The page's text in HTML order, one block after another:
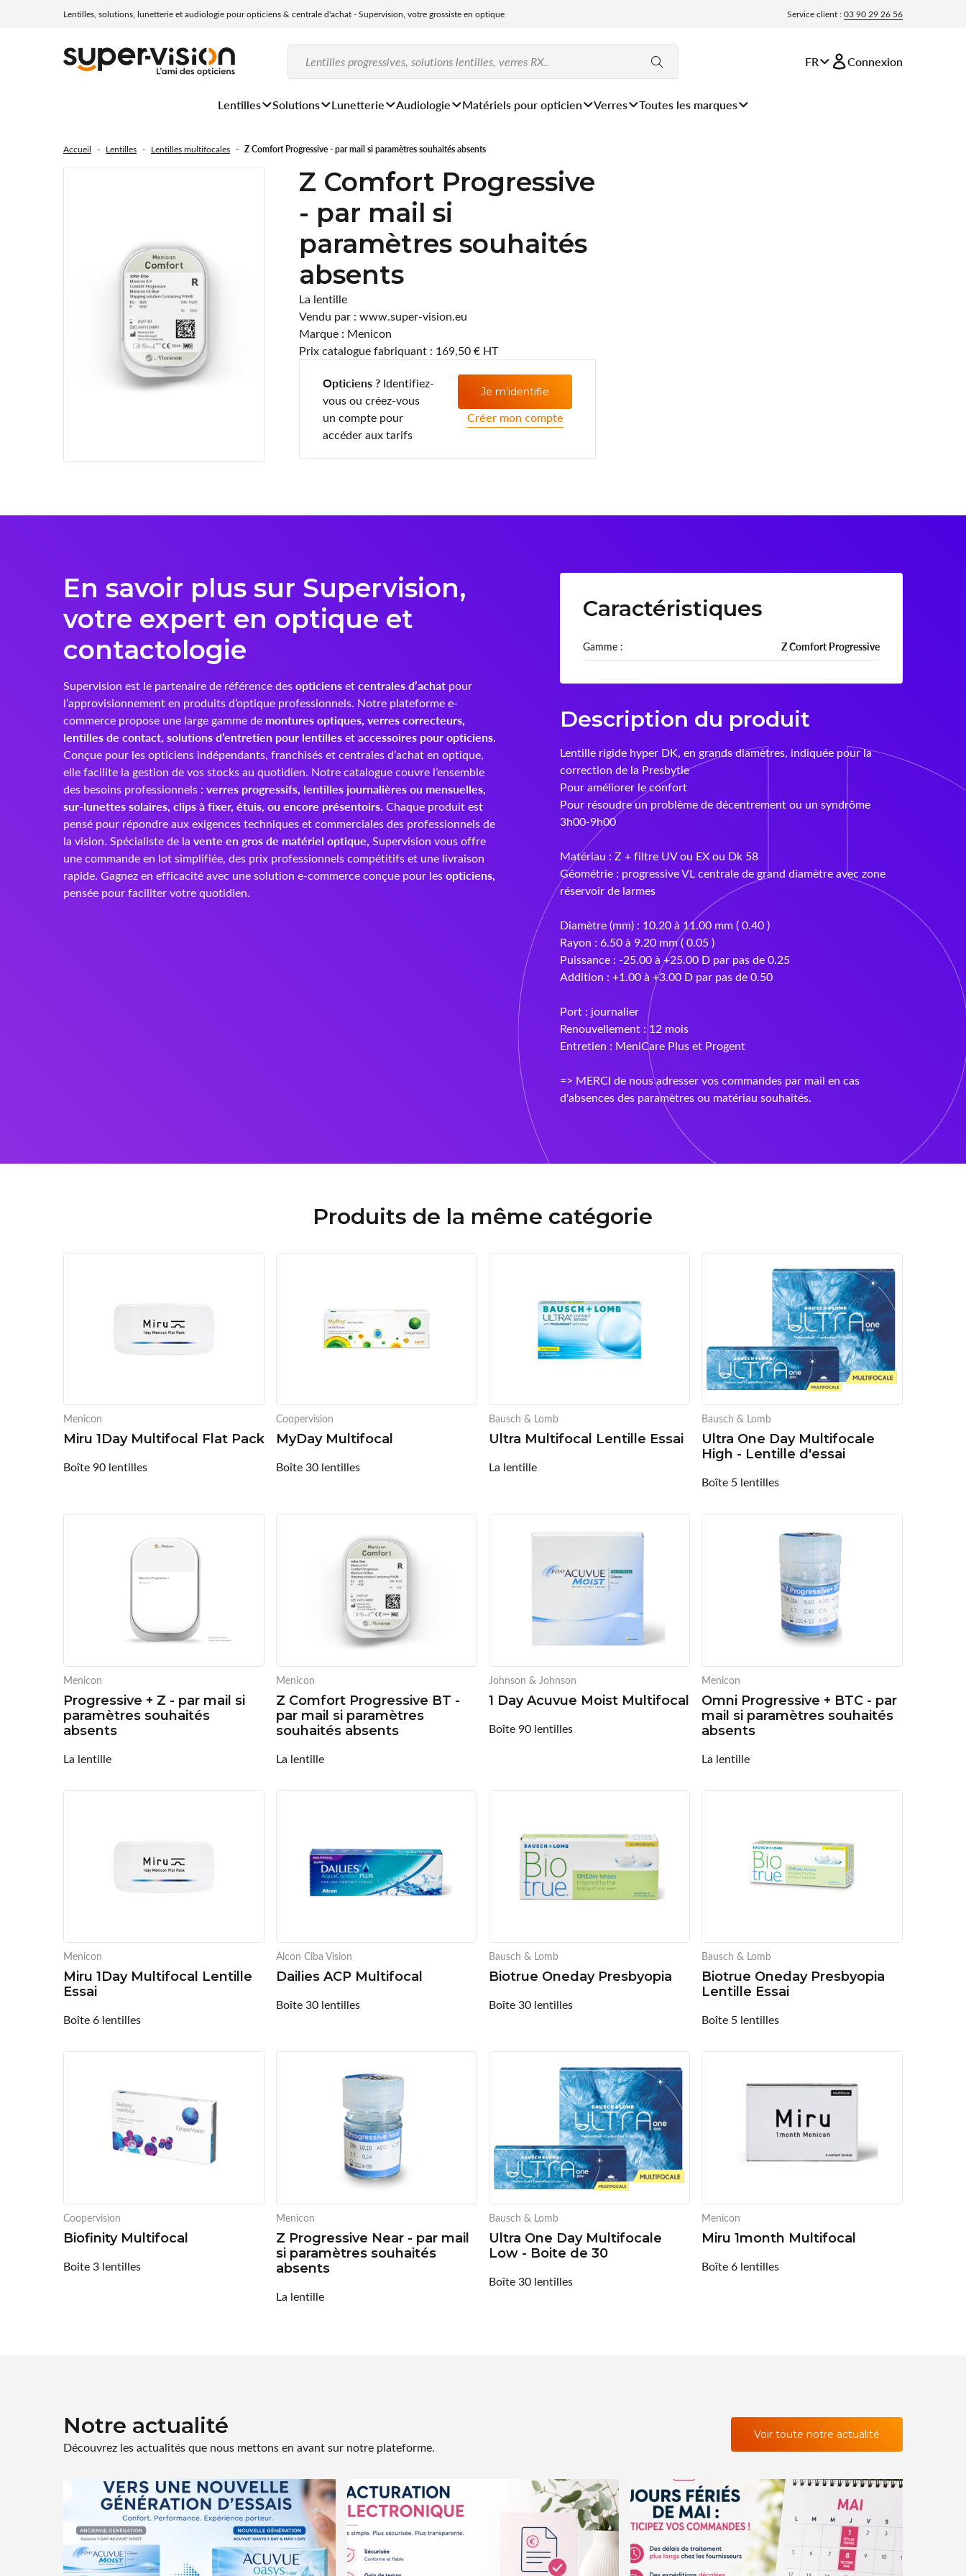
Lentilles, solutions, lunetterie et audiologie pour opticiens & centrale d'achat - Supervision, votre grossiste en optique Service client :03 90 29 26 56
FR Connexion
Lentilles Solutions Lunetterie Audiologie Matériels pour opticien Verres Toutes les marques
Accueil Lentilles Lentilles multifocales Z Comfort Progressive - par mail si paramètres souhaités absents
Z Comfort Progressive
- par mail si
paramètres souhaités
absents
La lentille
Vendu par : www.super-vision.eu
Marque : Menicon
Prix catalogue fabriquant : 169,50 € HT
Opticiens ?Identifiez-
vous ou créez-vous
un compte pour
accéder aux tarifs
Je m'identifie
Créer mon compte
En savoir plus sur Supervision,
votre expert en optique et
contactologie
Supervision est le partenaire de référence desopticiensetcentrales d’achatpour
l’approvisionnement en produits d’optique professionnels. Notre plateforme e-
commerce propose une large gamme de montures optiques, verres correcteurs,
lentilles de contact, solutions d’entretien pour lentillesetaccessoires pour opticiens.
Conçue pour les opticiens indépendants, franchisés et centrales d’achat en optique,
elle facilite la gestion de vos stocks au quotidien. Notre catalogue couvre l’ensemble
des besoins professionnels : verres progressifs, lentilles journalières ou mensuelles,
sur-lunettes solaires, clips à fixer, étuis, ou encore présentoirs. Chaque produit est
pensé pour répondre aux exigences techniques et commerciales des professionnels de
la vision. Spécialiste de la vente en gros de matériel optique, Supervision vous offre
une commande en lot simplifiée, des prix professionnels compétitifs et une livraison
rapide. Gagnez en efficacité avec une solution e-commerce conçue pour lesopticiens,
pensée pour faciliter votre quotidien.
Caractéristiques
Gamme : Z Comfort Progressive
Description du produit
Lentille rigide hyper DK, en grands diamètres, indiquée pour la
correction de la Presbytie
Pour améliorer le confort
Pour résoudre un problème de décentrement ou un syndrôme
3h00-9h00
Matériau : Z + filtre UV ou EX ou Dk 58
Géométrie : progressive VL centrale de grand diamètre avec zone
réservoir de larmes
Diamètre (mm) : 10.20 à 11.00 mm ( 0.40 )
Rayon : 6.50 à 9.20 mm ( 0.05 )
Puissance : -25.00 à +25.00 D par pas de 0.25
Addition : +1.00 à +3.00 D par pas de 0.50
Port : journalier
Renouvellement : 12 mois
Entretien : MeniCare Plus et Progent
=> MERCI de nous adresser vos commandes par mail en cas
d'absences des paramètres ou matériau souhaités.
Produits de la même catégorie
Menicon
Miru 1Day Multifocal Flat Pack
Boîte 90 lentilles
Coopervision
MyDay Multifocal
Boîte 30 lentilles
Bausch & Lomb
Ultra Multifocal Lentille Essai
La lentille
Bausch & Lomb
Ultra One Day Multifocale
High - Lentille d'essai
Boîte 5 lentilles
Menicon
Progressive + Z - par mail si
paramètres souhaités
absents
La lentille
Menicon
Z Comfort Progressive BT -
par mail si paramètres
souhaités absents
La lentille
Johnson & Johnson
1 Day Acuvue Moist Multifocal
Boîte 90 lentilles
Menicon
Omni Progressive + BTC - par
mail si paramètres souhaités
absents
La lentille
Menicon
Miru 1Day Multifocal Lentille
Essai
Boîte 6 lentilles
Alcon Ciba Vision
Dailies ACP Multifocal
Boîte 30 lentilles
Bausch & Lomb
Biotrue Oneday Presbyopia
Boîte 30 lentilles
Bausch & Lomb
Biotrue Oneday Presbyopia
Lentille Essai
Boîte 5 lentilles
Coopervision
Biofinity Multifocal
Boite 3 lentilles
Menicon
Z Progressive Near - par mail
si paramètres souhaités
absents
La lentille
Bausch & Lomb
Ultra One Day Multifocale
Low - Boite de 30
Boîte 30 lentilles
Menicon
Miru 1month Multifocal
Boîte 6 lentilles
Notre actualité
Découvrez les actualités que nous mettons en avant sur notre plateforme.
Voir toute notre actualité